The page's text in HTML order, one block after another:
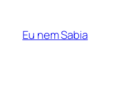
Eu nem Sabia